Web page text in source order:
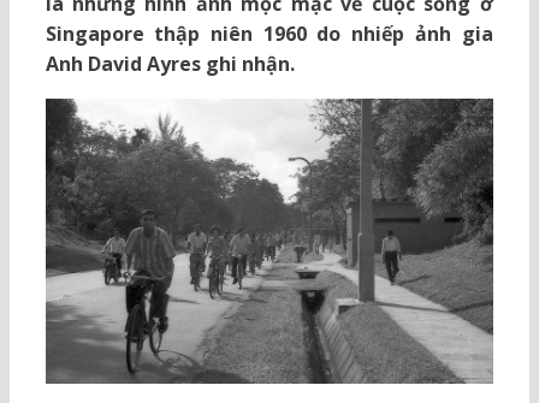
Singapore thập niên 1960 do nhiếp ảnh gia
Anh David Ayres ghi nhận.